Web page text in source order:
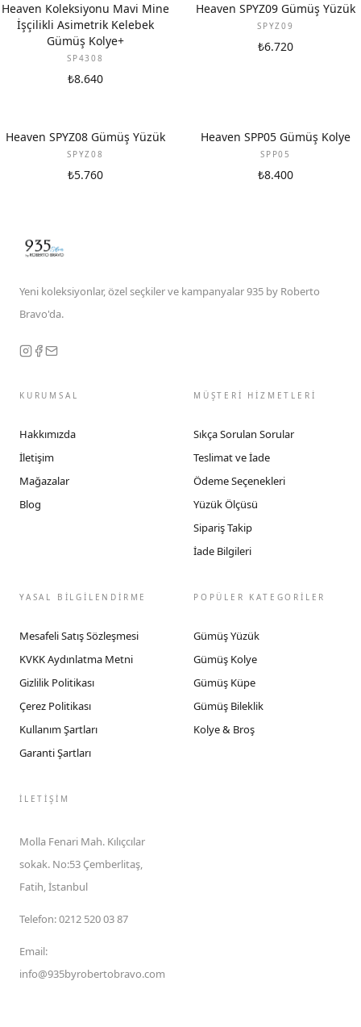
Heaven Koleksiyonu Mavi Mine
İşçilikli Asimetrik Kelebek
Gümüş Kolye+
SP4308
₺8.640
Heaven SPYZ09 Gümüş Yüzük
SPYZ09
₺6.720
Heaven SPYZ08 Gümüş Yüzük
SPYZ08
₺5.760
Heaven SPP05 Gümüş Kolye
SPP05
₺8.400
Yeni koleksiyonlar, özel seçkiler ve kampanyalar 935 by Roberto
Bravo'da.
KURUMSAL
Hakkımızda
İletişim
Mağazalar
Blog
MÜŞTERİ HİZMETLERİ
Sıkça Sorulan Sorular
Teslimat ve İade
Ödeme Seçenekleri
Yüzük Ölçüsü
Sipariş Takip
İade Bilgileri
YASAL BİLGİLENDİRME
Mesafeli Satış Sözleşmesi
KVKK Aydınlatma Metni
Gizlilik Politikası
Çerez Politikası
Kullanım Şartları
Garanti Şartları
POPÜLER KATEGORİLER
Gümüş Yüzük
Gümüş Kolye
Gümüş Küpe
Gümüş Bileklik
Kolye & Broş
İLETIŞIM
Molla Fenari Mah. Kılıçcılar
sokak. No:53 Çemberlitaş,
Fatih, İstanbul
Telefon:0212 520 03 87
Email:
info@935byrobertobravo.com